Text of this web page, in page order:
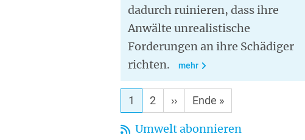
dadurch ruinieren, dass ihre
Anwälte unrealistische
Forderungen an ihre Schädiger
richten.
mehr
1 2
Nächste
Seite
››
Letzte
Seite
Ende »
Umwelt abonnieren